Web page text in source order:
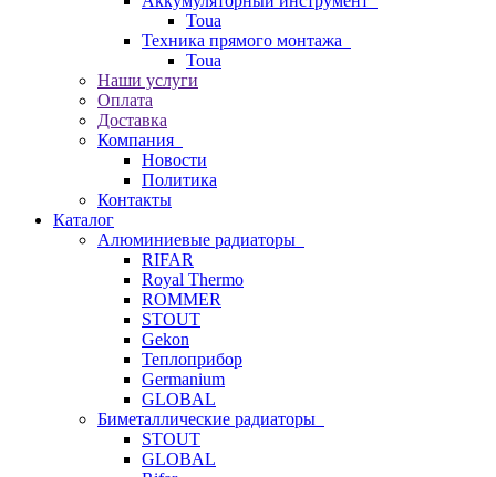
Toua
Техника прямого монтажа
Toua
Наши услуги
Оплата
Доставка
Компания
Новости
Политика
Контакты
Каталог
Алюминиевые радиаторы
RIFAR
Royal Thermo
ROMMER
STOUT
Gekon
Теплоприбор
Germanium
GLOBAL
Биметаллические радиаторы
STOUT
GLOBAL